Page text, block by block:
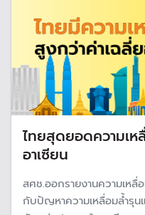
ไทยสุดยอดความเห
อาเซียน
สศช.ออกรายงานความเห
กับปัญหาความเหลื่อมล้ำรุน